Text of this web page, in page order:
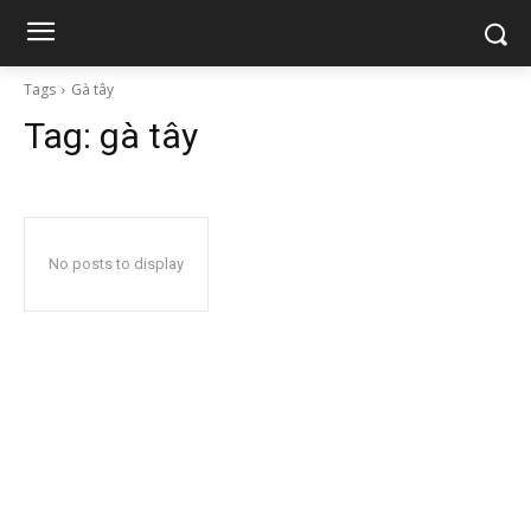
Tags Gà tây
Tag: gà tây
No posts to display